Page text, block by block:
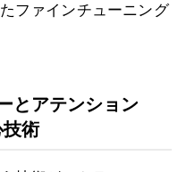
ファインチューニング
とアテンション
術